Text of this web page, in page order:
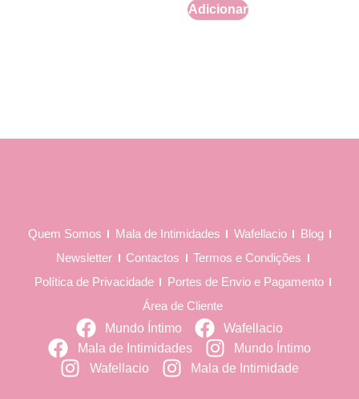
Adicionar
Quem Somos Mala de Intimidades Wafellacio
Blog
Newsletter
Contactos
Termos e Condições
Política de Privacidade
Portes de Envio e Pagamento
Área de Cliente
Mundo Íntimo
Wafellacio
Mala de Intimidades
Mundo Íntimo
Wafellacio
Mala de Intimidade